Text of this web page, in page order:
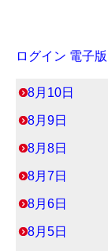
ログイン 電子版
8月10日
8月9日
8月8日
8月7日
8月6日
8月5日